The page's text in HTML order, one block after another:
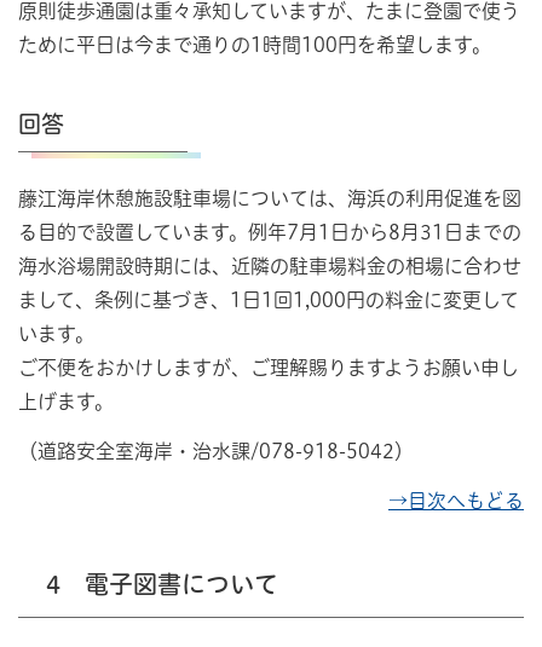
原則徒歩通園は重々承知していますが、たまに登園で使う
ために平日は今まで通りの1時間100円を希望します。
回答
藤江海岸休憩施設駐車場については、海浜の利用促進を図
る目的で設置しています。例年7月1日から8月31日までの
海水浴場開設時期には、近隣の駐車場料金の相場に合わせ
まして、条例に基づき、1日1回1,000円の料金に変更して
います。
ご不便をおかけしますが、ご理解賜りますようお願い申し
上げます。
（道路安全室海岸・治水課/078-918-5042）
→目次へもどる
4 電子図書について